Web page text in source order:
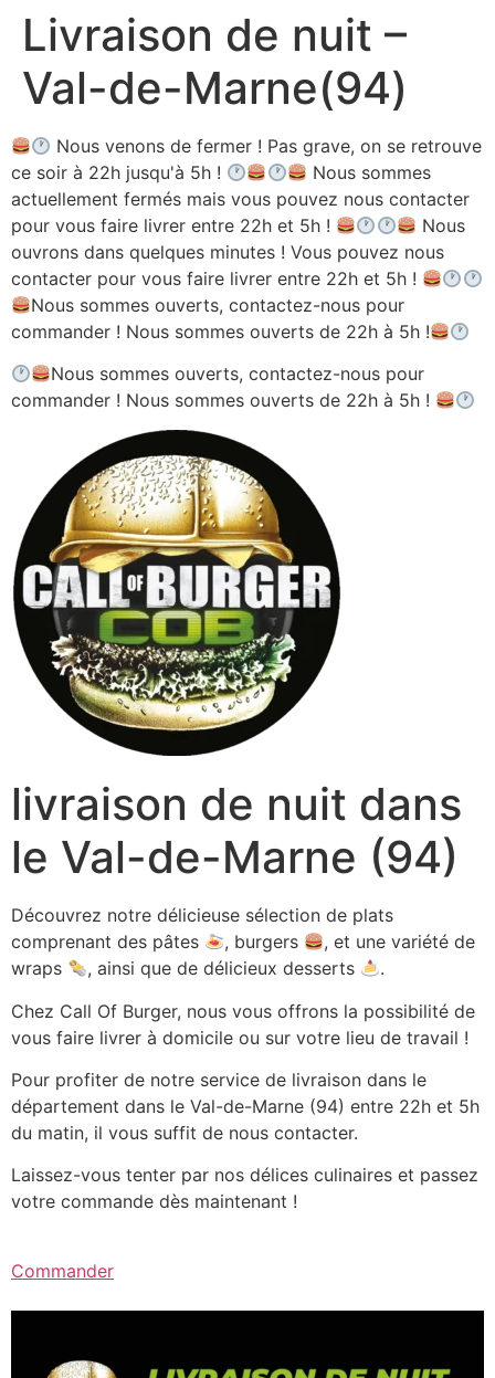
Aller
contenu
Livraison de nuit –
Val-de-Marne(94)
Nous venons de fermer ! Pas grave, on se retrouve
ce soir à 22h jusqu'à 5h !
Nous sommes
actuellement fermés mais vous pouvez nous contacter
pour vous faire livrer entre 22h et 5h !
Nous
ouvrons dans quelques minutes ! Vous pouvez nous
contacter pour vous faire livrer entre 22h et 5h !
Nous sommes ouverts, contactez-nous pour
commander ! Nous sommes ouverts de 22h à 5h !
Nous sommes ouverts, contactez-nous pour
commander ! Nous sommes ouverts de 22h à 5h !
livraison de nuit dans
le Val-de-Marne (94)
Découvrez notre délicieuse sélection de plats
comprenant des pâtes
, burgers
, et une variété de
wraps
, ainsi que de délicieux desserts
.
Chez Call Of Burger, nous vous offrons la possibilité de
vous faire livrer à domicile ou sur votre lieu de travail !
Pour profiter de notre service de livraison dans le
département dans le Val-de-Marne (94) entre 22h et 5h
du matin, il vous suffit de nous contacter.
Laissez-vous tenter par nos délices culinaires et passez
votre commande dès maintenant !
Commander